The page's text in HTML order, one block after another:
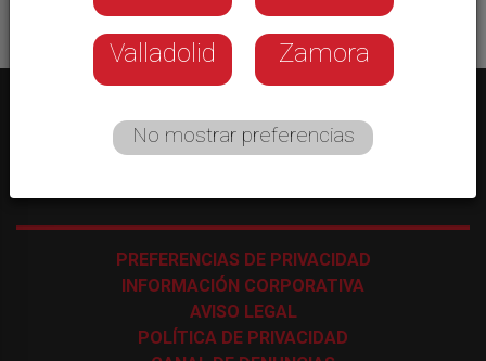
PREFERENCIAS DE PRIVACIDAD
INFORMACIÓN CORPORATIVA
AVISO LEGAL
POLÍTICA DE PRIVACIDAD
Valladolid Zamora
No mostrar preferencias